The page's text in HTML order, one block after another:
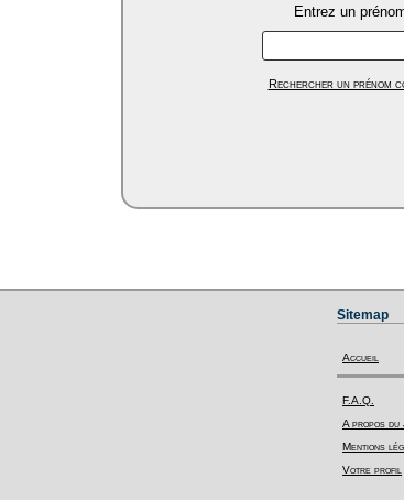
Entrez un
Rechercher un prénom
Sitemap
Accueil
F.A.Q.
A propos du
Mentions
Votre profil